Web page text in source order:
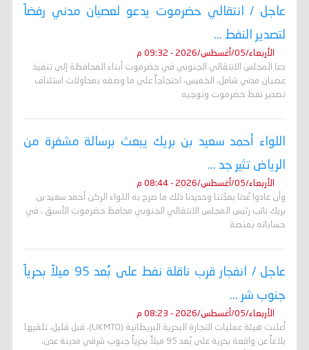
عاجل / انتقالي حضرموت يدعو لعصيان مدني رفضاً
لتصدير النفط ...
الأربعاء/05/أغسطس/2026 - 09:32 م
دعا المجلس الانتقالي الجنوبي في حضرموت أبناء المحافظة إلى تنفيذ
عصيان مدني شامل، الخميس، احتجاجاً على ما وصفه بمحاولات استئناف
تصدير نفط حضرموت وتوجيه
اللواء أحمد سعيد بن بريك يبعث برسالة مشفرة من
الرياض تثير جد ...
الأربعاء/05/أغسطس/2026 - 08:44 م
وأن عادوا عُدنا بعدّتنا وحديدنا ذلك ما صرح به اللواء الركن أحمد سعيد بن
بريك نائب رئيس المجلس الانتقالي الجنوبي محافظ حضرموت الأسبق ، في
حساباته بمنصة
عاجل / انفجار قرب ناقلة نفط على بُعد 95 ميلاً بحرياً
جنوب شر ...
الأربعاء/05/أغسطس/2026 - 08:23 م
أعلنت هيئة عمليات التجارة البحرية البريطانية (UKMTO)، قبل قليل، تلقيها
بلاغاً عن واقعة بحرية على بُعد 95 ميلاً بحرياً جنوب شرقي مدينة عدن،